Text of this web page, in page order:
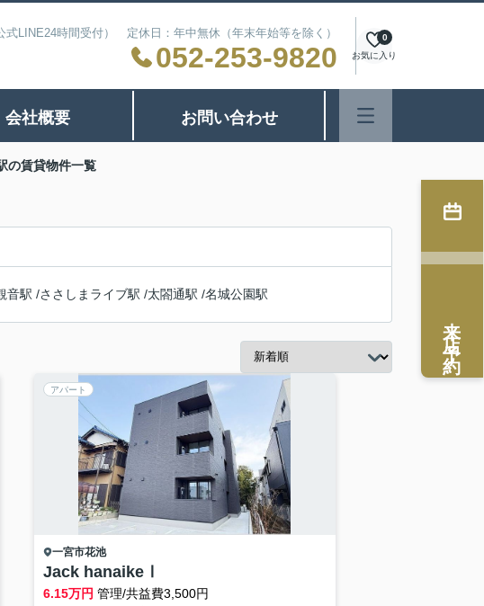
式LINE24時間受付） 定休日：年中無休（年末年始等を除く）
052-253-9820 お気に入り
0
会社概要 お問い合わせ
の賃貸物件一覧
音駅 /ささしまライブ駅 /太閤通駅 /名城公園駅
アパート
一宮市花池
Jack hanaikeⅠ
6.15万円 管理/共益費3,500円
来店予約